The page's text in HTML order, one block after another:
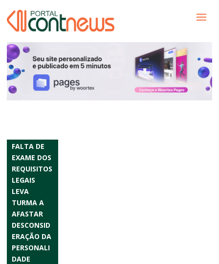
FALTA DE
EXAME DOS
REQUISITOS
LEGAIS
LEVA
TURMA A
AFASTAR
DESCONSID
ERAÇÃO DA
PERSONALI
DADE